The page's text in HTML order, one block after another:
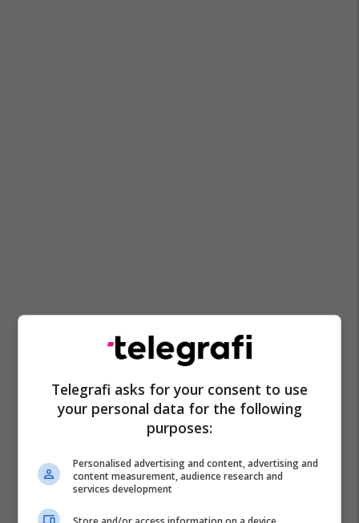
Telegrafi asks for your consent to use
your personal data for the following
purposes:
Personalised advertising and content, advertising and
content measurement, audience research and
services development